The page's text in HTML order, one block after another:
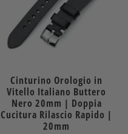
Cinturino Orologio in
Vitello Italiano Buttero
Nero 20mm | Doppia
Cucitura Rilascio Rapido |
20mm